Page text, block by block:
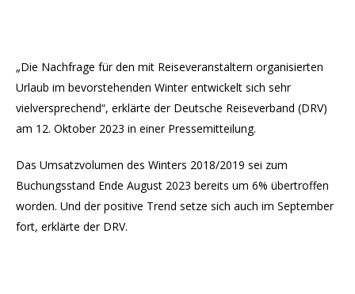
„Die Nachfrage für den mit Reiseveranstaltern organisierten
Urlaub im bevorstehenden Winter entwickelt sich sehr
vielversprechend“, erklärte der Deutsche Reiseverband (DRV)
am 12. Oktober 2023 in einer Pressemitteilung.
Das Umsatzvolumen des Winters 2018/2019 sei zum
Buchungsstand Ende August 2023 bereits um 6% übertroffen
worden. Und der positive Trend setze sich auch im September
fort, erklärte der DRV.